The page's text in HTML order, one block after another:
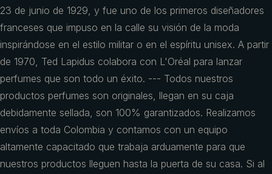
23 de junio de 1929, y fue uno de los primeros diseñadores
franceses que impuso en la calle su visión de la moda
inspirándose en el estilo militar o en el espíritu unisex. A partir
de 1970, Ted Lapidus colabora con L'Oréal para lanzar
perfumes que son todo un éxito. --- Todos nuestros
productos perfumes son originales, llegan en su caja
debidamente sellada, son 100% garantizados. Realizamos
envíos a toda Colombia y contamos con un equipo
altamente capacitado que trabaja arduamente para que
nuestros productos lleguen hasta la puerta de su casa. Si al